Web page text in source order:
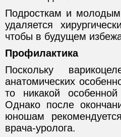
Подросткам и
удаляется
чтобы в будущем
Профилактика
Поскольку
анатомических
то никакой
Однако после
юношам
врача-уролога.